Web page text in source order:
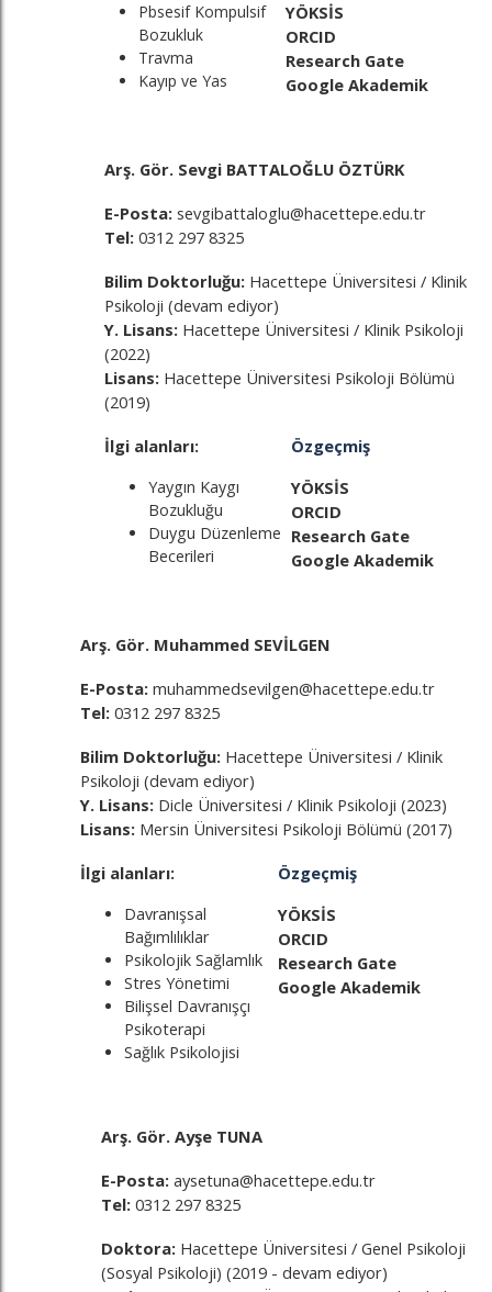
Pbsesif Kompulsif
Bozukluk
Travma
Kayıp ve Yas
YÖKSİS
ORCID
Research Gate
Google Akademik
Arş. Gör. Sevgi BATTALOĞLU ÖZTÜRK
E-Posta: sevgibattaloglu@hacettepe.edu.tr
Tel: 0312 297 8325
Bilim Doktorluğu: Hacettepe Üniversitesi / Klinik
Psikoloji (devam ediyor)
Y. Lisans: Hacettepe Üniversitesi / Klinik Psikoloji
(2022)
Lisans: Hacettepe Üniversitesi Psikoloji Bölümü
(2019)
İlgi alanları:
Yaygın Kaygı
Bozukluğu
Duygu Düzenleme
Becerileri
Özgeçmiş
YÖKSİS
ORCID
Research Gate
Google Akademik
Arş. Gör. Muhammed SEVİLGEN
E-Posta: muhammedsevilgen@hacettepe.edu.tr
Tel: 0312 297 8325
Bilim Doktorluğu: Hacettepe Üniversitesi / Klinik
Psikoloji (devam ediyor)
Y. Lisans: Dicle Üniversitesi / Klinik Psikoloji (2023)
Lisans: Mersin Üniversitesi Psikoloji Bölümü (2017)
İlgi alanları:
Davranışsal
Bağımlılıklar
Psikolojik Sağlamlık
Stres Yönetimi
Bilişsel Davranışçı
Psikoterapi
Sağlık Psikolojisi
Özgeçmiş
YÖKSİS
ORCID
Research Gate
Google Akademik
Arş. Gör. Ayşe TUNA
E-Posta: aysetuna@hacettepe.edu.tr
Tel: 0312 297 8325
Doktora: Hacettepe Üniversitesi / Genel Psikoloji
(Sosyal Psikoloji) (2019 - devam ediyor)